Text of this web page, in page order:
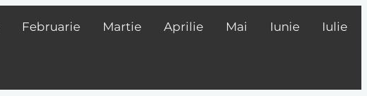
Februarie Martie Aprilie Mai Iunie Iulie